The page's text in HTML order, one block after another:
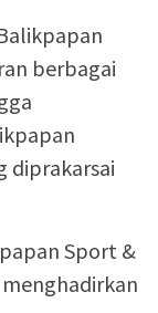
berbagai
diprakarsai
Sport &
menghadirkan